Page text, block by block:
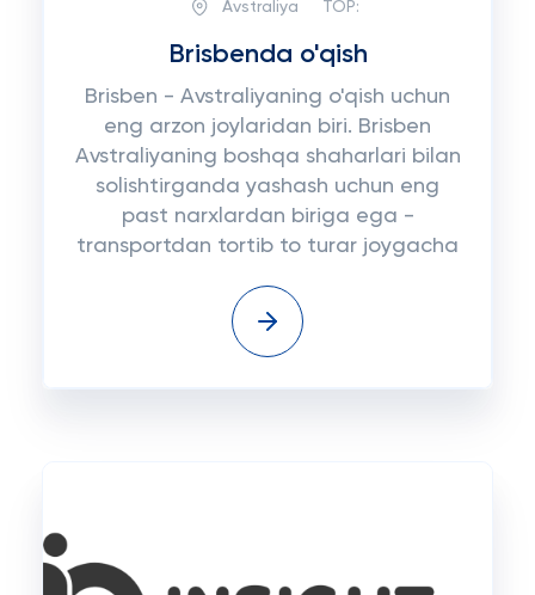
Avstraliya TOP:
Brisbenda o'qish
Brisben - Avstraliyaning o'qish uchun
eng arzon joylaridan biri. Brisben
Avstraliyaning boshqa shaharlari bilan
solishtirganda yashash uchun eng
past narxlardan biriga ega -
transportdan tortib to turar joygacha